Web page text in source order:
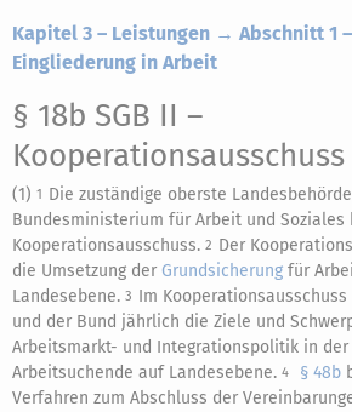
Kapitel 3 – Leistungen → Abschnitt 1
Eingliederung in Arbeit
§ 18b SGB II –
Kooperationsausschuss
(1) 1 Die zuständige oberste
Bundesministerium für Arbeit und Soziales
Kooperationsausschuss. 2 Der
die Umsetzung der Grundsicherung für
Landesebene. 3 Im
und der Bund jährlich die Ziele und
Arbeitsmarkt- und Integrationspolitik in der
Arbeitsuchende auf Landesebene. 4 § 48b
Verfahren zum Abschluss der